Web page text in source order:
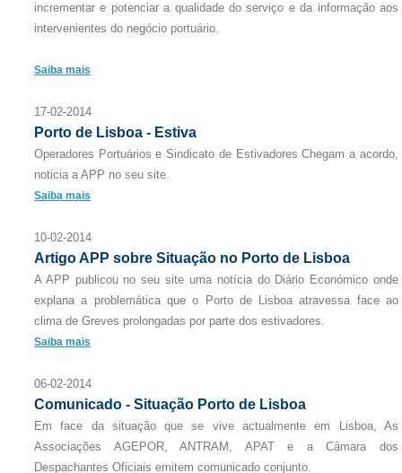
incrementar e potenciar a qualidade do serviço e da informação aos
intervenientes do negócio portuário.
Saiba mais
17-02-2014
Porto de Lisboa - Estiva
Operadores Portuários e Sindicato de Estivadores Chegam a acordo,
noticia a APP no seu site.
Saiba mais
10-02-2014
Artigo APP sobre Situação no Porto de Lisboa
A APP publicou no seu site uma notícia do Diário Económico onde
explana a problemática que o Porto de Lisboa atravessa face ao
clima de Greves prolongadas por parte dos estivadores.
Saiba mais
06-02-2014
Comunicado - Situação Porto de Lisboa
Em face da situação que se vive actualmente em Lisboa, As
Associações AGEPOR, ANTRAM, APAT e a Câmara dos
Despachantes Oficiais emitem comunicado conjunto.